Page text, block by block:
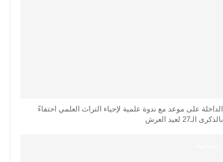
الداخلة على موعد مع ندوة علمية لإحياء التراث العلمي احتفاءً
بالذكرى الـ27 لعيد العرش